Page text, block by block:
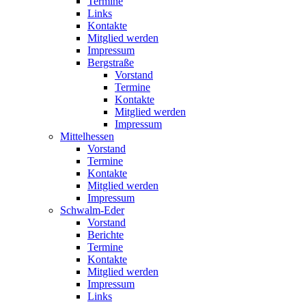
Links
Kontakte
Mitglied werden
Impressum
Bergstraße
Vorstand
Termine
Kontakte
Mitglied werden
Impressum
Mittelhessen
Vorstand
Termine
Kontakte
Mitglied werden
Impressum
Schwalm-Eder
Vorstand
Berichte
Termine
Kontakte
Mitglied werden
Impressum
Links